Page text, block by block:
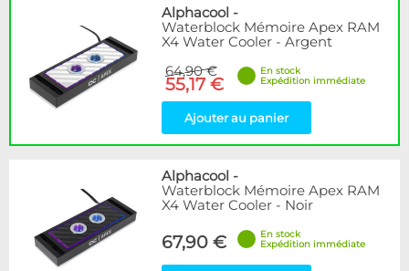
Alphacool -
Waterblock Mémoire Apex RAM
X4 Water Cooler - Argent
64,90 €
55,17 €
En stock
Expédition immédiate
Ajouter au panier
Alphacool -
Waterblock Mémoire Apex RAM
X4 Water Cooler - Noir
67,90 €
En stock
Expédition immédiate